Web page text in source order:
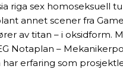
riga sex homoseksuell
annet scener fra
av titan – i oksidform.
Notaplan –
har erfaring som